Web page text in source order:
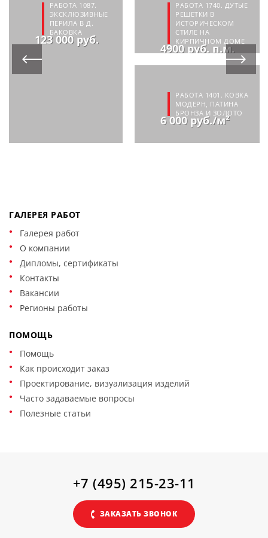
РАБОТА 1087.
ЭКСКЛЮЗИВНЫЕ
ПЕРИЛА В Д.
БАКОВКА
123 000 руб.
РАБОТА 1740. ДУТЫЕ
РЕШЕТКИ В
ИСТОРИЧЕСКОМ
СТИЛЕ НА
КИРПИЧНОМ ДОМЕ
4900 руб. п.м.
РАБОТА 1401. КОВКА
МОДЕРН, ПАТИНА
БРОНЗА И ЗОЛОТО
6 000 руб./м²
ГАЛЕРЕЯ РАБОТ
Галерея работ
О компании
Дипломы, сертификаты
Контакты
Вакансии
Регионы работы
ПОМОЩЬ
Помощь
Как происходит заказ
Проектирование, визуализация изделий
Часто задаваемые вопросы
Полезные статьи
+7 (495) 215-23-11
ЗАКАЗАТЬ ЗВОНОК